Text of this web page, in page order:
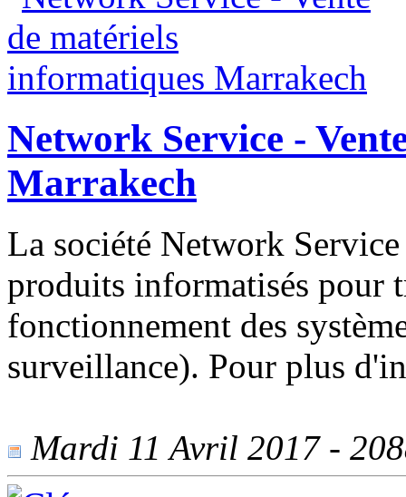
Network Service -
Marrakech
La société Network
produits informatisés pour
fonctionnement des
surveillance). Pour plus
Mardi 11 Avril 2017 -